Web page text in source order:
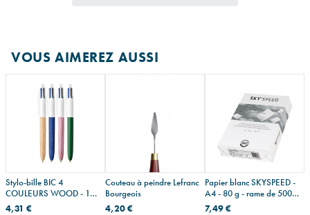
VOUS AIMEREZ AUSSI
Stylo-bille BIC 4
COULEURS WOOD - 1
stylo-bille
4,31 €
Couteau à peindre Lefranc
Bourgeois
4,20 €
Papier blanc SKYSPEED -
A4 - 80 g - rame de 500
feuilles
7,49 €